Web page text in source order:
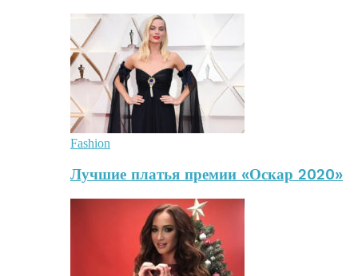
Fashion
Лучшие платья премии «Оскар 2020»